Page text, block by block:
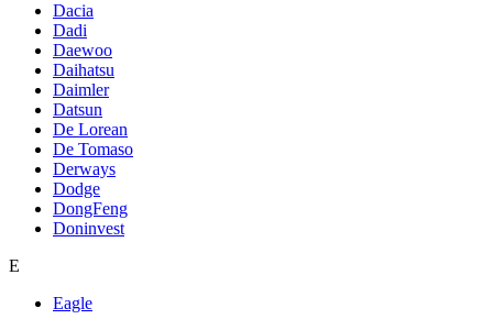
Dacia
Dadi
Daewoo
Daihatsu
Daimler
Datsun
De Lorean
De Tomaso
Derways
Dodge
DongFeng
Doninvest
E
Eagle